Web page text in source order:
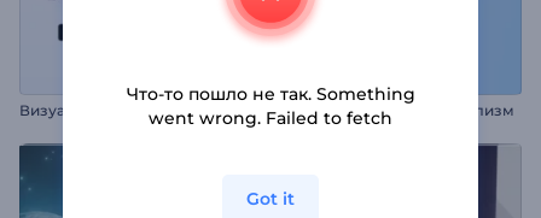
Визуализатор музыки: Промо альбома Промо альбома: Минимализм
Что-то пошло не так. Something
went wrong. Failed to fetch
Got it